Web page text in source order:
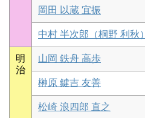
岡田 以蔵 宜振
中村 半次郎（桐野 利秋）
明
治
山岡 鉄舟 高歩
榊原 鍵吉 友善
松崎 浪四郎 直之